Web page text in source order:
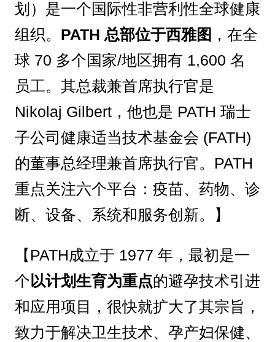
划）是一个国际性非营利性全球健康
组织。 PATH 总部位于西雅图 ，在全
球 70 多个国家/地区拥有 1,600 名
员工。其总裁兼首席执行官是
Nikolaj Gilbert，他也是 PATH 瑞士
子公司健康适当技术基金会 (FATH)
的董事总经理兼首席执行官。PATH
重点关注六个平台：疫苗、药物、诊
断、设备、系统和服务创新。】
【PATH成立于 1977 年，最初是一
个 以计划生育为重点的避孕技术引进
和应用项目，很快就扩大了其宗旨，
致力于解决卫生技术、孕产妇保健、